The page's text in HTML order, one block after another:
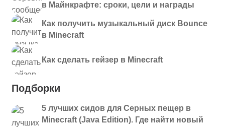
в Майнкрафте: сроки, цели и награды
Как получить музыкальный диск Bounce
в Minecraft
Как сделать гейзер в Minecraft
Подборки
5 лучших сидов для Серных пещер в
Minecraft (Java Edition). Где найти новый